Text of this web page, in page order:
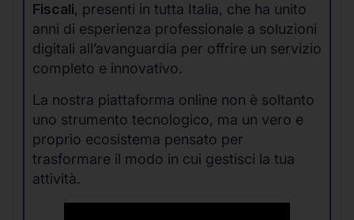
Fiscali, presenti in tutta Italia, che ha unito
anni di esperienza professionale a soluzioni
digitali all’avanguardia per offrire un servizio
completo e innovativo.
La nostra piattaforma online non è soltanto
uno strumento tecnologico, ma un vero e
proprio ecosistema pensato per
trasformare il modo in cui gestisci la tua
attività.